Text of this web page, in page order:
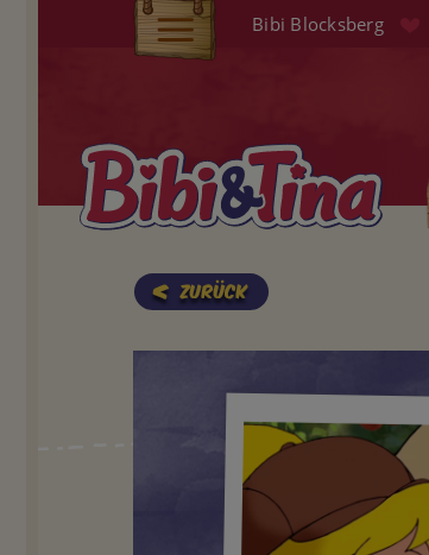
Elterninfo
Hörspiele
Audio (EN)
Bibi Blocksberg